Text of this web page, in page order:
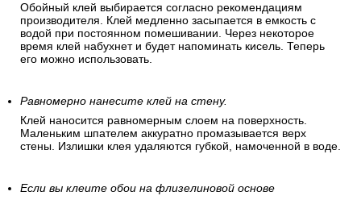
Обойный клей выбирается согласно рекомендациям
производителя. Клей медленно засыпается в емкость с
водой при постоянном помешивании. Через некоторое
время клей набухнет и будет напоминать кисель. Теперь
его можно использовать.
Равномерно нанесите клей на стену.
Клей наносится равномерным слоем на поверхность.
Маленьким шпателем аккуратно промазывается верх
стены. Излишки клея удаляются губкой, намоченной в воде.
Если вы клеите обои на флизелиновой основе